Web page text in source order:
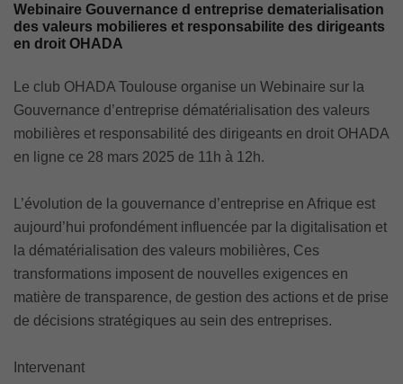
Webinaire Gouvernance d entreprise dematerialisation
des valeurs mobilieres et responsabilite des dirigeants
en droit OHADA
Le club OHADA Toulouse organise un Webinaire sur la
Gouvernance d’entreprise dématérialisation des valeurs
mobilières et responsabilité des dirigeants en droit OHADA
en ligne ce 28 mars 2025 de 11h à 12h.
L’évolution de la gouvernance d’entreprise en Afrique est
aujourd’hui profondément influencée par la digitalisation et
la dématérialisation des valeurs mobilières, Ces
transformations imposent de nouvelles exigences en
matière de transparence, de gestion des actions et de prise
de décisions stratégiques au sein des entreprises.
Intervenant